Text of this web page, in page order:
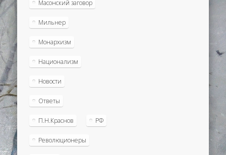
Масонский заговор
Мильнер
Монархизм
Национализм
Новости
Ответы
П.Н.Краснов РФ
Революционеры